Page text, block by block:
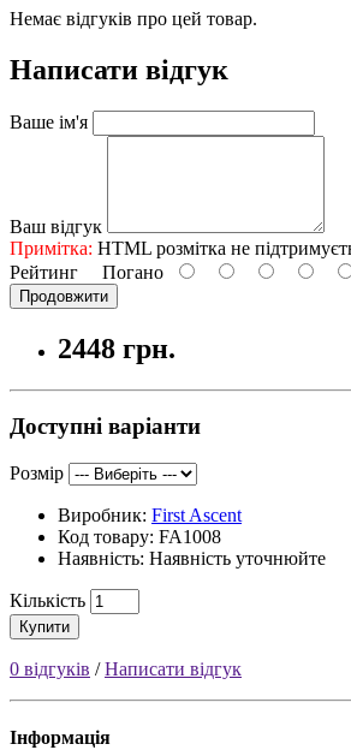
Немає відгуків про цей товар.
Написати відгук
Ваше ім'я
Ваш відгук
Примітка: HTML розмітка не
Рейтинг Погано
Продовжити
2448 грн.
Доступні варіанти
Розмір
Виробник: First Ascent
Код товару: FA1008
Наявність: Наявність уточнюйте
Кількість
Купити
0 відгуків /Написати відгук
Інформація